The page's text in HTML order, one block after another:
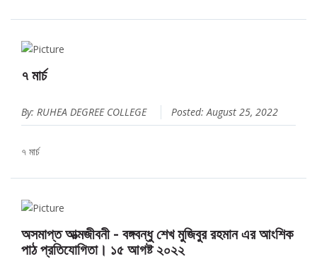
৭ মার্চ
By: RUHEA DEGREE COLLEGE Posted: August 25, 2022
৭ মার্চ
অসমাপ্ত আত্মজীবনী - বঙ্গবন্ধু শেখ মুজিবুর রহমান এর আংশিক
পাঠ প্রতিযোগিতা। ১৫ আগষ্ট ২০২২